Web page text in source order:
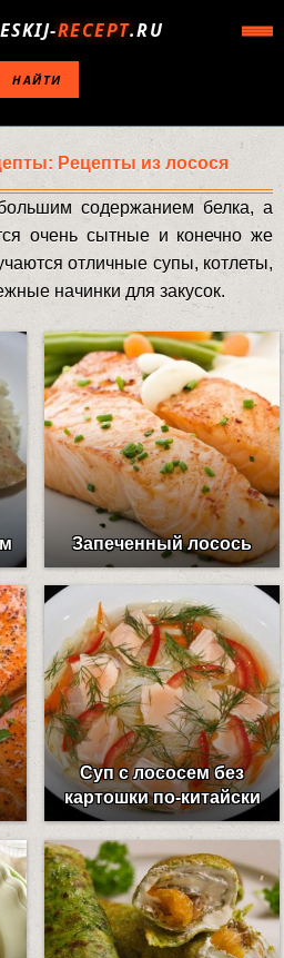
RECEPT.RU
НАЙТИ
Рецепты из лосося
содержанием белка, а
очень сытные и конечно же
отличные супы, котлеты,
начинки для закусок.
Запеченный лосось
Суп с лососем без
картошки по-китайски